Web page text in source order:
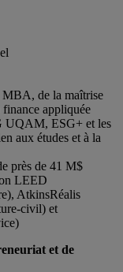
MBA, de la maîtrise
finance appliquée
UQAM, ESG+ et les
aux études et à la
près de 41 M$
LEED
AtkinsRéalis
civil) et
et de